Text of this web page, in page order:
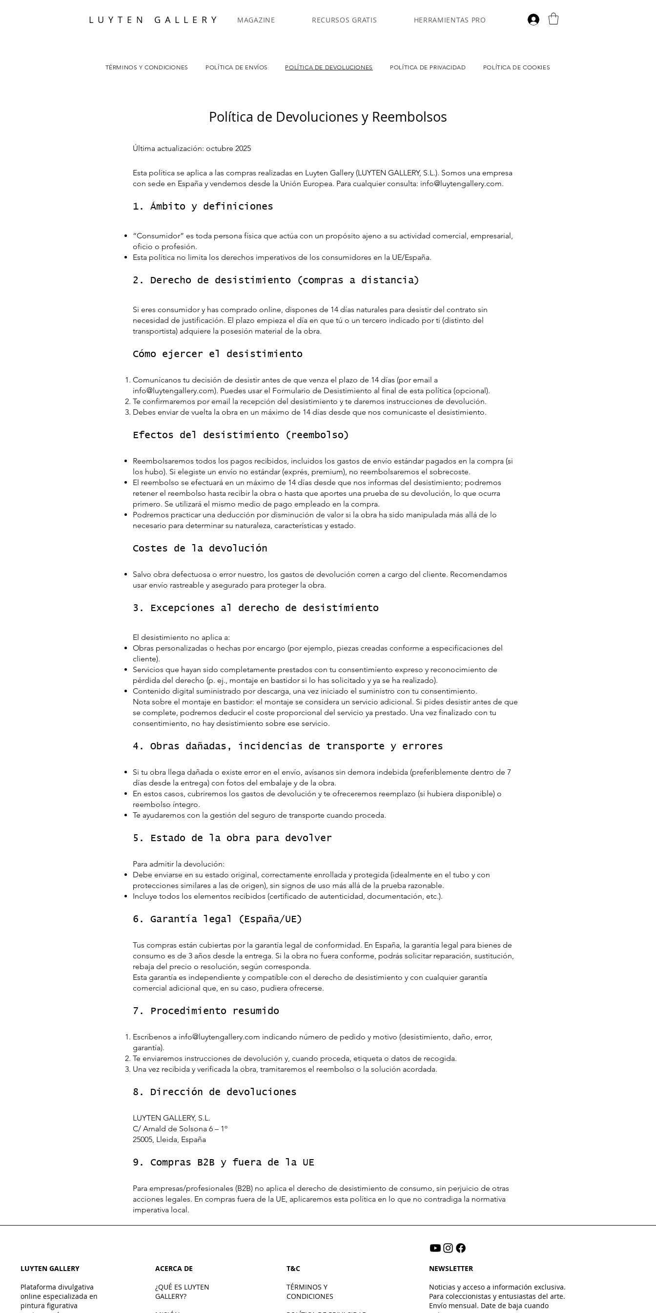
LUYTEN GALLERY MAGAZINE RECURSOS GRATIS HERRAMIENTAS PRO
TÉRMINOS Y CONDICIONES POLÍTICA DE ENVÍOS POLÍTICA DE DEVOLUCIONES POLÍTICA DE PRIVACIDAD POLÍTICA DE COOKIES
Política de Devoluciones y Reembolsos
Última actualización: octubre 2025
Esta política se aplica a las compras realizadas en Luyten Gallery (LUYTEN GALLERY, S.L.). Somos una empresa
con sede en España y vendemos desde la Unión Europea. Para cualquier consulta: info@luytengallery.com.
1. Ámbito y definiciones
“Consumidor” es toda persona física que actúa con un propósito ajeno a su actividad comercial, empresarial,
oficio o profesión.
Esta política no limita los derechos imperativos de los consumidores en la UE/España.
2. Derecho de desistimiento (compras a distancia)
Si eres consumidor y has comprado online, dispones de 14 días naturales para desistir del contrato sin
necesidad de justificación. El plazo empieza el día en que tú o un tercero indicado por ti (distinto del
transportista) adquiere la posesión material de la obra.
Cómo ejercer el desistimiento
Comunícanos tu decisión de desistir antes de que venza el plazo de 14 días (por email a
info@luytengallery.com). Puedes usar el Formulario de Desistimiento al final de esta política (opcional).
Te confirmaremos por email la recepción del desistimiento y te daremos instrucciones de devolución.
Debes enviar de vuelta la obra en un máximo de 14 días desde que nos comunicaste el desistimiento.
Efectos del desistimiento (reembolso)
Reembolsaremos todos los pagos recibidos, incluidos los gastos de envío estándar pagados en la compra (si
los hubo). Si elegiste un envío no estándar (exprés, premium), no reembolsaremos el sobrecoste.
El reembolso se efectuará en un máximo de 14 días desde que nos informas del desistimiento; podremos
retener el reembolso hasta recibir la obra o hasta que aportes una prueba de su devolución, lo que ocurra
primero. Se utilizará el mismo medio de pago empleado en la compra.
Podremos practicar una deducción por disminución de valor si la obra ha sido manipulada más allá de lo
necesario para determinar su naturaleza, características y estado.
Costes de la devolución
Salvo obra defectuosa o error nuestro, los gastos de devolución corren a cargo del cliente. Recomendamos
usar envío rastreable y asegurado para proteger la obra.
3. Excepciones al derecho de desistimiento
El desistimiento no aplica a:
Obras personalizadas o hechas por encargo (por ejemplo, piezas creadas conforme a especificaciones del
cliente).
Servicios que hayan sido completamente prestados con tu consentimiento expreso y reconocimiento de
pérdida del derecho (p. ej., montaje en bastidor si lo has solicitado y ya se ha realizado).
Contenido digital suministrado por descarga, una vez iniciado el suministro con tu consentimiento.
Nota sobre el montaje en bastidor: el montaje se considera un servicio adicional. Si pides desistir antes de que
se complete, podremos deducir el coste proporcional del servicio ya prestado. Una vez finalizado con tu
consentimiento, no hay desistimiento sobre ese servicio.
4. Obras dañadas, incidencias de transporte y errores
Si tu obra llega dañada o existe error en el envío, avísanos sin demora indebida (preferiblemente dentro de 7
días desde la entrega) con fotos del embalaje y de la obra.
En estos casos, cubriremos los gastos de devolución y te ofreceremos reemplazo (si hubiera disponible) o
reembolso íntegro.
Te ayudaremos con la gestión del seguro de transporte cuando proceda.
5. Estado de la obra para devolver
Para admitir la devolución:
Debe enviarse en su estado original, correctamente enrollada y protegida (idealmente en el tubo y con
protecciones similares a las de origen), sin signos de uso más allá de la prueba razonable.
Incluye todos los elementos recibidos (certificado de autenticidad, documentación, etc.).
6. Garantía legal (España/UE)
Tus compras están cubiertas por la garantía legal de conformidad. En España, la garantía legal para bienes de
consumo es de 3 años desde la entrega. Si la obra no fuera conforme, podrás solicitar reparación, sustitución,
rebaja del precio o resolución, según corresponda.
Esta garantía es independiente y compatible con el derecho de desistimiento y con cualquier garantía
comercial adicional que, en su caso, pudiera ofrecerse.
7. Procedimiento resumido
Escríbenos a info@luytengallery.com indicando número de pedido y motivo (desistimiento, daño, error,
garantía).
Te enviaremos instrucciones de devolución y, cuando proceda, etiqueta o datos de recogida.
Una vez recibida y verificada la obra, tramitaremos el reembolso o la solución acordada.
8. Dirección de devoluciones
LUYTEN GALLERY, S.L.
C/ Arnald de Solsona 6 – 1º
25005, Lleida, España
9. Compras B2B y fuera de la UE
Para empresas/profesionales (B2B) no aplica el derecho de desistimiento de consumo, sin perjuicio de otras
acciones legales. En compras fuera de la UE, aplicaremos esta política en lo que no contradiga la normativa
imperativa local.
LUYTEN GALLERY
Plataforma divulgativa
online especializada en
pintura figurativa
ACERCA DE
¿QUÉ ES LUYTEN
GALLERY?
T&C
TÉRMINOS Y
CONDICIONES
NEWSLETTER
Noticias y acceso a información exclusiva.
Para coleccionistas y entusiastas del arte.
Envío mensual. Date de baja cuando